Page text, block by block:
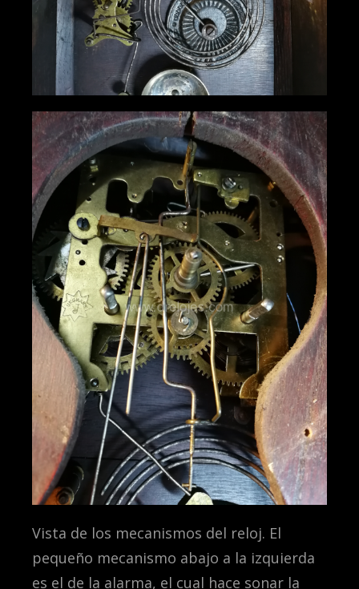
Vista de los mecanismos del reloj. El
pequeño mecanismo abajo a la izquierda
es el de la alarma, el cual hace sonar la